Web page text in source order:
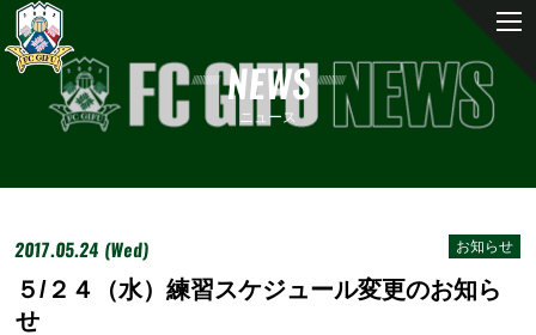
NEWS
ニュース
2017.05.24 (Wed) お知らせ
５/２４（水）練習スケジュール変更のお知ら
せ